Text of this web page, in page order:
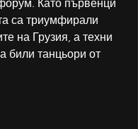
Като първенци
са триумфирали
на Грузия, а техни
били танцьори от